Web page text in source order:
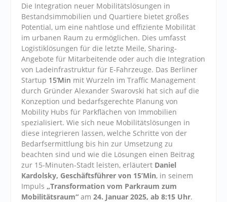
Die Integration neuer Mobilitätslösungen in
Bestandsimmobilien und Quartiere bietet großes
Potential, um eine nahtlose und effiziente Mobilität
im urbanen Raum zu ermöglichen. Dies umfasst
Logistiklösungen für die letzte Meile, Sharing-
Angebote für Mitarbeitende oder auch die Integration
von Ladeinfrastruktur für E-Fahrzeuge. Das Berliner
Startup 15’Min mit Wurzeln im Traffic Management
durch Gründer Alexander Swarovski hat sich auf die
Konzeption und bedarfsgerechte Planung von
Mobility Hubs für Parkflächen von Immobilien
spezialisiert. Wie sich neue Mobilitätslösungen in
diese integrieren lassen, welche Schritte von der
Bedarfsermittlung bis hin zur Umsetzung zu
beachten sind und wie die Lösungen einen Beitrag
zur 15-Minuten-Stadt leisten, erläutert Daniel
Kardolsky, Geschäftsführer von 15’Min, in seinem
Impuls„Transformation vom Parkraum zum
Mobilitätsraum“am24. Januar 2025, ab 8:15 Uhr.